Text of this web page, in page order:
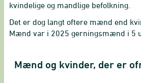
kvindelige og mandlige befolkning.
Det er dog langt oftere mænd end
Mænd var i 2025 gerningsmænd i 5
Mænd og kvinder, der er ofre
Mænd og kvinder, der er